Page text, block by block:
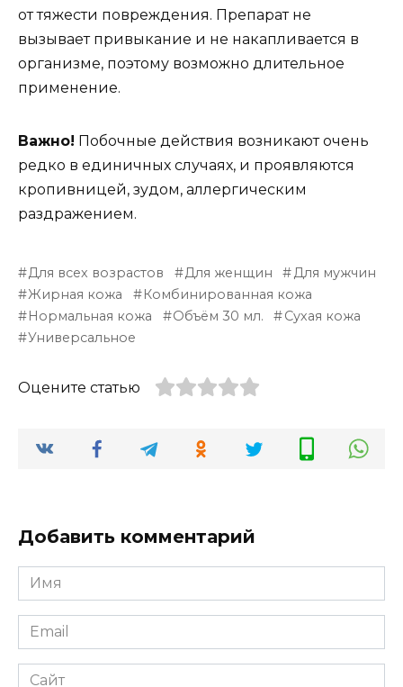
от тяжести повреждения. Препарат не
вызывает привыкание и не накапливается в
организме, поэтому возможно длительное
применение.
Важно! Побочные действия возникают очень
редко в единичных случаях, и проявляются
кропивницей, зудом, аллергическим
раздражением.
Для всех возрастов Для женщин
Для мужчин
Жирная кожа
Комбинированная кожа
Нормальная кожа
Объём 30 мл.
Сухая кожа
Универсальное
Оцените статью
Добавить комментарий
Имя
*
Email
*
Сайт